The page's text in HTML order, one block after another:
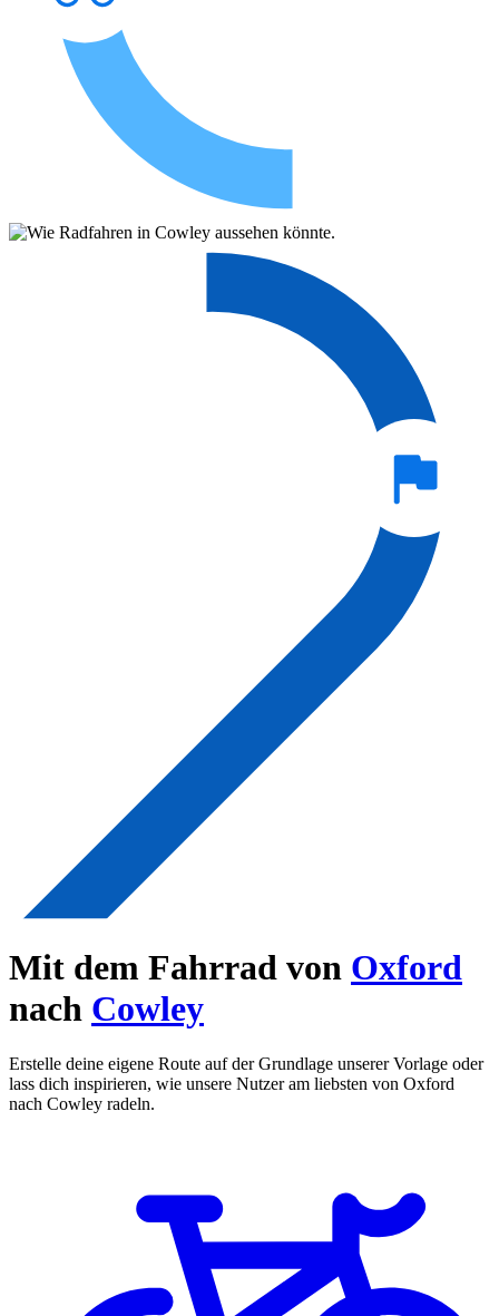
Mit dem Fahrrad von Oxford
nach Cowley
Erstelle deine eigene Route auf der Grundlage unserer Vorlage oder
lass dich inspirieren, wie unsere Nutzer am liebsten von Oxford
nach Cowley radeln.